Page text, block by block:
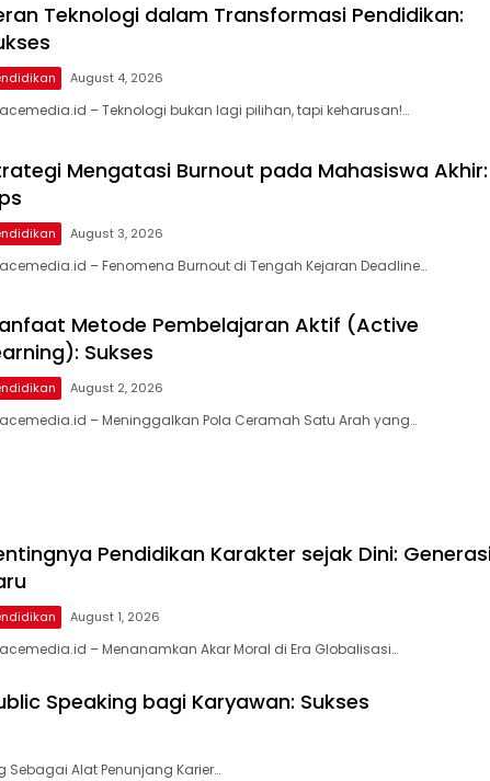
Teknologi dalam Transformasi Pendidikan:
August 4, 2026
– Teknologi bukan lagi pilihan, tapi keharusan!…
Mengatasi Burnout pada Mahasiswa Akhir:
August 3, 2026
– Fenomena Burnout di Tengah Kejaran Deadline…
Metode Pembelajaran Aktif (Active
Sukses
August 2, 2026
– Meninggalkan Pola Ceramah Satu Arah yang…
Pendidikan Karakter sejak Dini:
August 1, 2026
– Menanamkan Akar Moral di Era Globalisasi…
Speaking bagi Karyawan: Sukses
Alat Penunjang Karier…